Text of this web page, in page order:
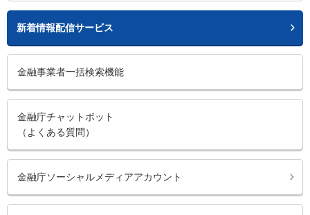
新着情報配信サービス
金融事業者一括検索機能
金融庁チャットボット
（よくある質問）
金融庁ソーシャルメディアアカウント